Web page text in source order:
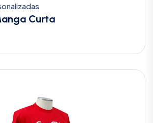
Curta